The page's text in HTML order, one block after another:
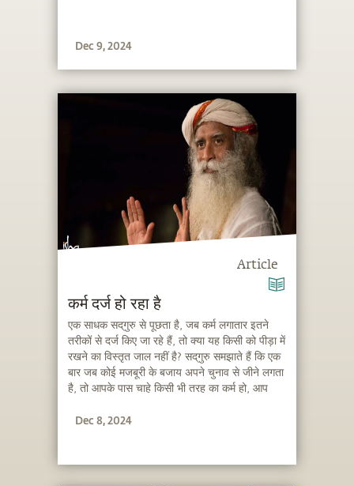
Dec 9, 2024
Article
कर्म दर्ज हो रहा है
एक साधक सद्‌गुरु से पूछता है, जब कर्म लगातार इतने
तरीकों से दर्ज किए जा रहे हैं, तो क्या यह किसी को पीड़ा में
रखने का विस्तृत जाल नहीं है? सद्‌गुरु समझाते हैं कि एक
बार जब कोई मजबूरी के बजाय अपने चुनाव से जीने लगता
है, तो आपके पास चाहे किसी भी तरह का कर्म हो, आप
Dec 8, 2024